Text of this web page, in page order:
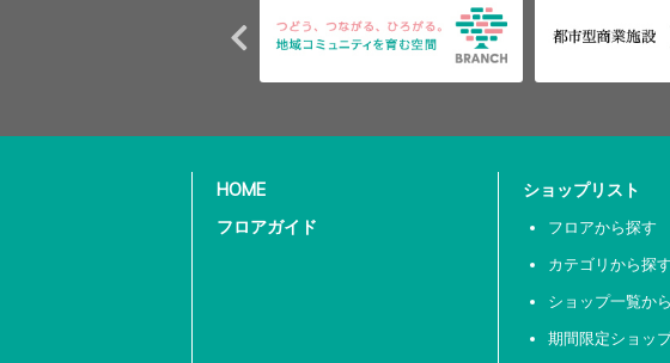
HOME
フロアガイド
ショップリスト
フロアから探す
カテゴリから探す
ショップ一覧か
期間限定ショッ